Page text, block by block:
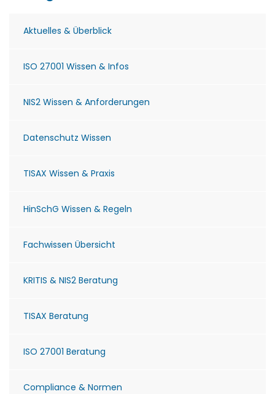
Aktuelles & Überblick
ISO 27001 Wissen & Infos
NIS2 Wissen & Anforderungen
Datenschutz Wissen
TISAX Wissen & Praxis
HinSchG Wissen & Regeln
Fachwissen Übersicht
KRITIS & NIS2 Beratung
TISAX Beratung
ISO 27001 Beratung
Compliance & Normen